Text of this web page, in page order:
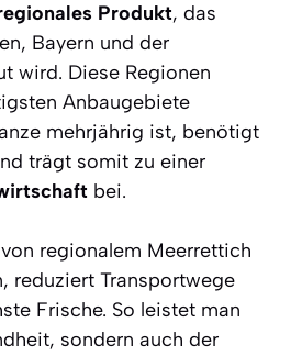
Produkt, das
Bayern und der
wird. Diese Regionen
Anbaugebiete
mehrjährig ist, benötigt
trägt somit zu einer
bei.
regionalem Meerrettich
reduziert Transportwege
Frische. So leistet man
sondern auch der